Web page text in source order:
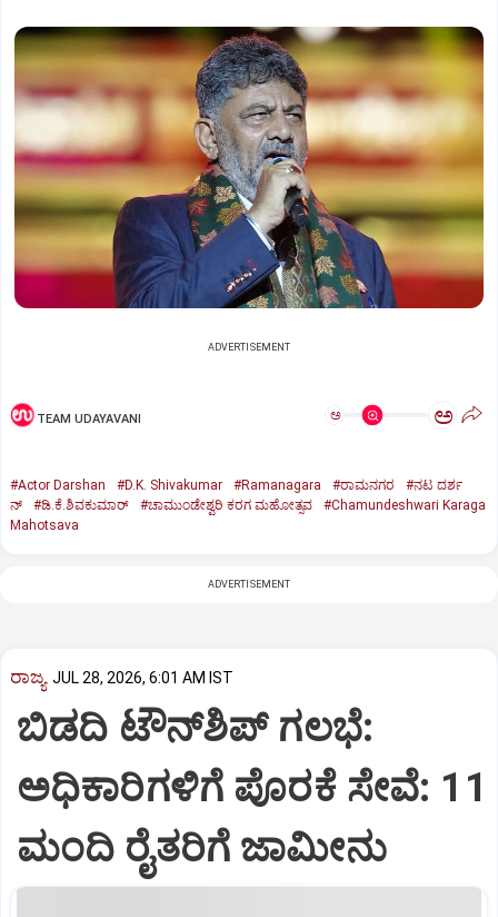
ADVERTISEMENT
TEAM UDAYAVANI ಅ ಅ
#Actor Darshan #D.K. Shivakumar #Ramanagara #ರಾಮನಗರ
#ನಟ ದರ್ಶ
ನ್
#ಡಿ.ಕೆ.ಶಿವಕುಮಾರ್ #ಚಾಮುಂಡೇಶ್ವರಿ ಕರಗ ಮಹೋತ್ಸವ
#Chamundeshwari Karaga
Mahotsava
ADVERTISEMENT
ರಾಜ್ಯ JUL 28, 2026, 6:01 AM IST
ಬಿಡದಿ ಟೌನ್‌ಶಿಪ್‌ ಗಲಭೆ:
ಅಧಿಕಾರಿಗಳಿಗೆ ಪೊರಕೆ ಸೇವೆ: 11
ಮಂದಿ ರೈತರಿಗೆ ಜಾಮೀನು